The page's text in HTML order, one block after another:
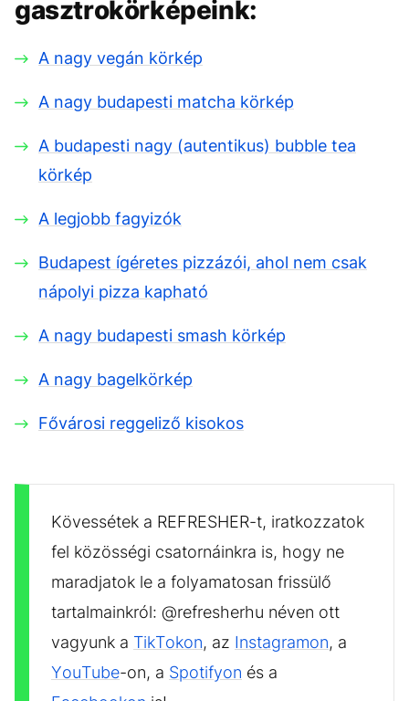
gasztrokörképeink:
A nagy vegán körkép
A nagy budapesti matcha körkép
A budapesti nagy (autentikus) bubble tea
körkép
A legjobb fagyizók
Budapest ígéretes pizzázói, ahol nem csak
nápolyi pizza kapható
A nagy budapesti smash körkép
A nagy bagelkörkép
Fővárosi reggeliző kisokos
Kövessétek a REFRESHER-t, iratkozzatok
fel közösségi csatornáinkra is, hogy ne
maradjatok le a folyamatosan frissülő
tartalmainkról: @refresherhu néven ott
vagyunk a TikTokon, az Instagramon, a
YouTube-on, a Spotifyon és a